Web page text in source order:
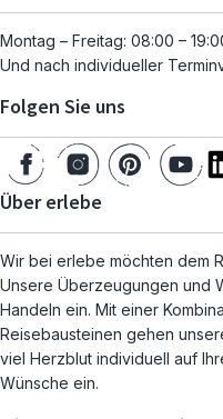
Montag – Freitag: 08:00 –
Und nach individueller
Folgen Sie uns
Über erlebe
Wir bei erlebe möchten dem
Unsere Überzeugungen und
Handeln ein. Mit einer
Reisebausteinen gehen
viel Herzblut individuell auf
Wünsche ein.